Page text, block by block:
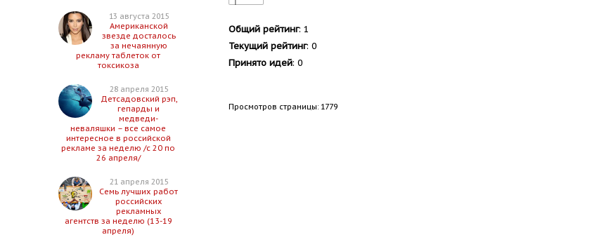
13 августа 2015
Американской
звезде досталось
за нечаянную
рекламу таблеток от
токсикоза
28 апреля 2015
Детсадовский рэп,
гепарды и
медведи-
неваляшки – все самое
интересное в российской
рекламе за неделю /с 20 по
26 апреля/
21 апреля 2015
Семь лучших работ
российских
рекламных
агентств за неделю (13-19
апреля)
Общий рейтинг: 1
Текущий рейтинг: 0
Принято идей: 0
Просмотров страницы: 1779